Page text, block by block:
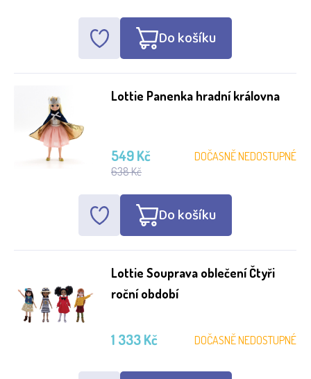
Do košíku
Lottie Panenka hradní královna
DOČASNĚ NEDOSTUPNÉ
549 Kč
638 Kč
Do košíku
Lottie Souprava oblečení Čtyři
roční období
DOČASNĚ NEDOSTUPNÉ
1 333 Kč